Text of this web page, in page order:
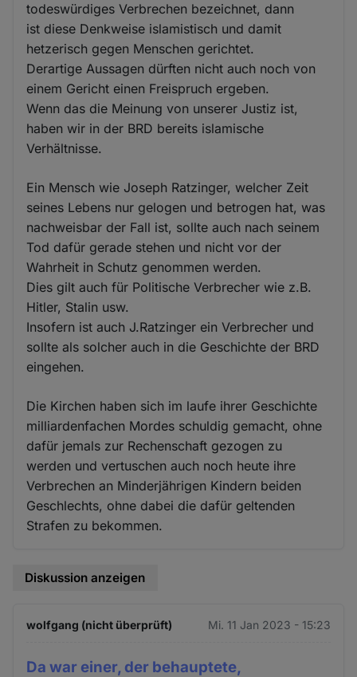
todeswürdiges Verbrechen bezeichnet, dann
ist diese Denkweise islamistisch und damit
hetzerisch gegen Menschen gerichtet.
Derartige Aussagen dürften nicht auch noch von
einem Gericht einen Freispruch ergeben.
Wenn das die Meinung von unserer Justiz ist,
haben wir in der BRD bereits islamische
Verhältnisse.
Ein Mensch wie Joseph Ratzinger, welcher Zeit
seines Lebens nur gelogen und betrogen hat, was
nachweisbar der Fall ist, sollte auch nach seinem
Tod dafür gerade stehen und nicht vor der
Wahrheit in Schutz genommen werden.
Dies gilt auch für Politische Verbrecher wie z.B.
Hitler, Stalin usw.
Insofern ist auch J.Ratzinger ein Verbrecher und
sollte als solcher auch in die Geschichte der BRD
eingehen.
Die Kirchen haben sich im laufe ihrer Geschichte
milliardenfachen Mordes schuldig gemacht, ohne
dafür jemals zur Rechenschaft gezogen zu
werden und vertuschen auch noch heute ihre
Verbrechen an Minderjährigen Kindern beiden
Geschlechts, ohne dabei die dafür geltenden
Strafen zu bekommen.
Diskussion anzeigen
wolfgang (nicht überprüft) Mi. 11 Jan 2023 - 15:23
Da war einer, der behauptete,